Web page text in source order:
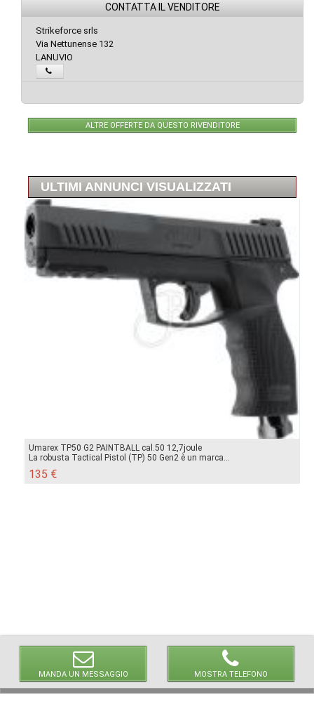
MANDA UN MESSAGGIO MOSTRA TELEFONO
CONTATTA IL VENDITORE
Strikeforce srls
Via Nettunense 132
LANUVIO
ALTRE OFFERTE DA QUESTO RIVENDITORE
ULTIMI ANNUNCI VISUALIZZATI
Umarex TP50 G2 PAINTBALL cal.50 12,7joule
La robusta Tactical Pistol (TP) 50 Gen2 è un marca...
135 €